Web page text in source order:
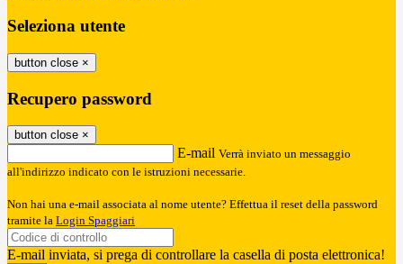
Seleziona utente
button close ×
Recupero password
button close ×
E-mail Verrà inviato un messaggio
all'indirizzo indicato con le istruzioni necessarie.
Non hai una e-mail associata al nome utente? Effettua il reset della password
tramite la Login Spaggiari
E-mail inviata, si prega di controllare la casella di posta elettronica!